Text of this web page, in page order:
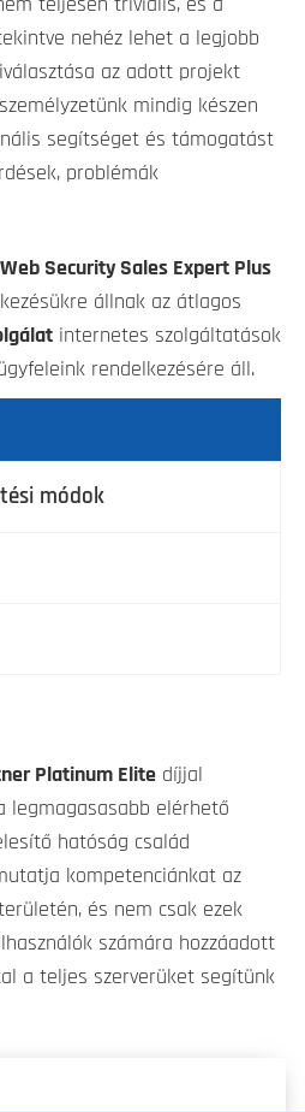
teljesen triviális, és a
nehéz lehet a legjobb
az adott projekt
mindig készen
segítséget és támogatást
problémák
Web Security Sales Expert Plus
állnak az átlagos
internetes szolgáltatások
rendelkezésére áll.
módok
Platinum Elite díjjal
legmagasasabb elérhető
hatóság család
kompetenciánkat az
és nem csak ezek
számára hozzáadott
a teljes szerverüket segítünk